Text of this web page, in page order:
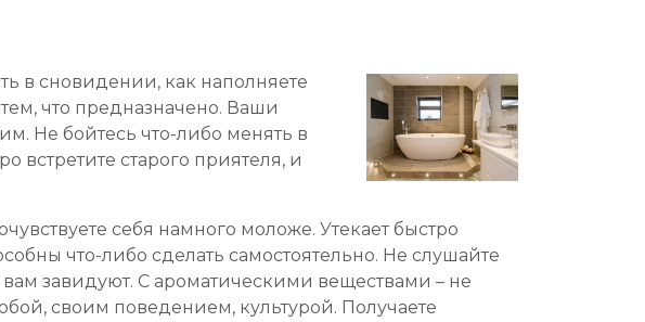
в сновидении, как наполняете
что предназначено. Ваши
Не бойтесь что-либо менять в
встретите старого приятеля, и
себя намного моложе. Утекает быстро
что-либо сделать самостоятельно. Не слушайте
завидуют. С ароматическими веществами – не
своим поведением, культурой. Получаете